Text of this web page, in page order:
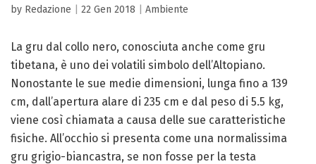
by Redazione 22 Gen 2018 Ambiente
La gru dal collo nero, conosciuta anche come gru
tibetana, è uno dei volatili simbolo dell’Altopiano.
Nonostante le sue medie dimensioni, lunga fino a 139
cm, dall’apertura alare di 235 cm e dal peso di 5.5 kg,
viene così chiamata a causa delle sue caratteristiche
fisiche. All’occhio si presenta come una normalissima
gru grigio-biancastra, se non fosse per la testa